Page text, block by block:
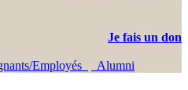
Je fais un don
Employés
Alumni